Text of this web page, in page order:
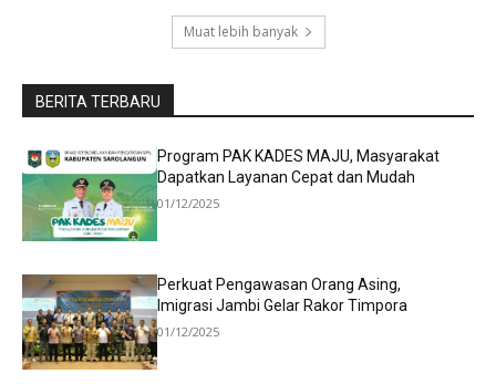
Muat lebih banyak
BERITA TERBARU
Program PAK KADES MAJU, Masyarakat
Dapatkan Layanan Cepat dan Mudah
01/12/2025
Perkuat Pengawasan Orang Asing,
Imigrasi Jambi Gelar Rakor Timpora
01/12/2025